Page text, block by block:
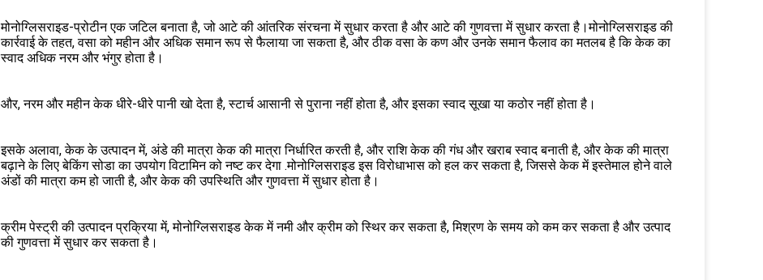
मोनोग्लिसराइड-प्रोटीन एक जटिल बनाता है, जो आटे की आंतरिक संरचना में सुधार करता है और आटे की गुणवत्ता में सुधार करता है।मोनोग्लिसराइड की
कार्रवाई के तहत, वसा को महीन और अधिक समान रूप से फैलाया जा सकता है, और ठीक वसा के कण और उनके समान फैलाव का मतलब है कि केक का
स्वाद अधिक नरम और भंगुर होता है।
और, नरम और महीन केक धीरे-धीरे पानी खो देता है, स्टार्च आसानी से पुराना नहीं होता है, और इसका स्वाद सूखा या कठोर नहीं होता है।
इसके अलावा, केक के उत्पादन में, अंडे की मात्रा केक की मात्रा निर्धारित करती है, और राशि केक की गंध और खराब स्वाद बनाती है, और केक की मात्रा
बढ़ाने के लिए बेकिंग सोडा का उपयोग विटामिन को नष्ट कर देगा .मोनोग्लिसराइड इस विरोधाभास को हल कर सकता है, जिससे केक में इस्तेमाल होने वाले
अंडों की मात्रा कम हो जाती है, और केक की उपस्थिति और गुणवत्ता में सुधार होता है।
क्रीम पेस्ट्री की उत्पादन प्रक्रिया में, मोनोग्लिसराइड केक में नमी और क्रीम को स्थिर कर सकता है, मिश्रण के समय को कम कर सकता है और उत्पाद
की गुणवत्ता में सुधार कर सकता है।